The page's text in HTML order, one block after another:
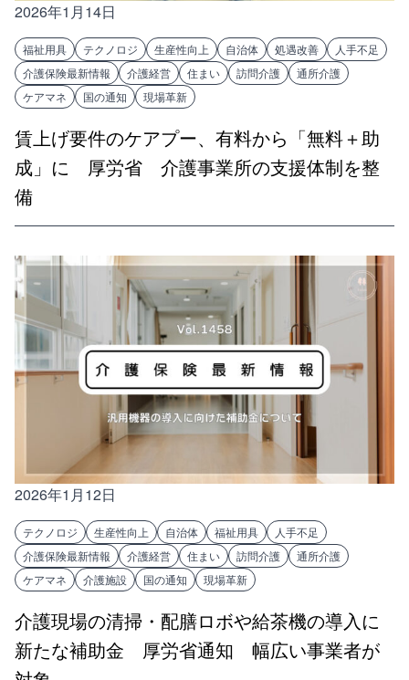
2026年1月14日
福祉用具 テクノロジ 生産性向上 自治体 処遇改善
人手不足
介護保険最新情報
介護経営 住まい 訪問介護
通所介護
ケアマネ
国の通知 現場革新
賃上げ要件のケアプー、有料から「無料＋助
成」に 厚労省 介護事業所の支援体制を整
備
2026年1月12日
テクノロジ 生産性向上 自治体 福祉用具
人手不足
介護保険最新情報
介護経営 住まい 訪問介護
通所介護
ケアマネ
介護施設 国の通知 現場革新
介護現場の清掃・配膳ロボや給茶機の導入に
新たな補助金 厚労省通知 幅広い事業者が